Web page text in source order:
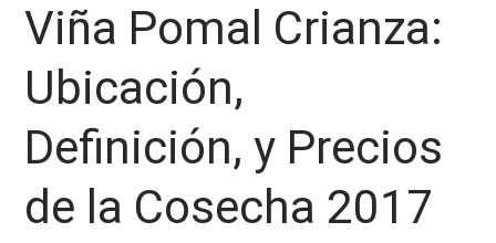
Viña Pomal Crianza:
Ubicación,
Definición, y Precios
de la Cosecha 2017